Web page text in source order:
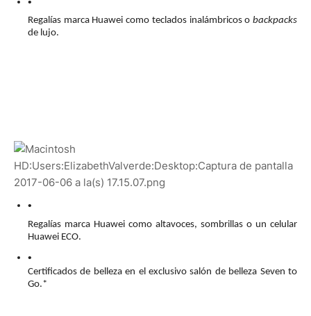
Regalías marca Huawei como teclados inalámbricos o backpacks
de lujo.
Regalías marca Huawei como altavoces, sombrillas o un celular
Huawei ECO.
Certificados de belleza en el exclusivo salón de belleza Seven to
Go.*